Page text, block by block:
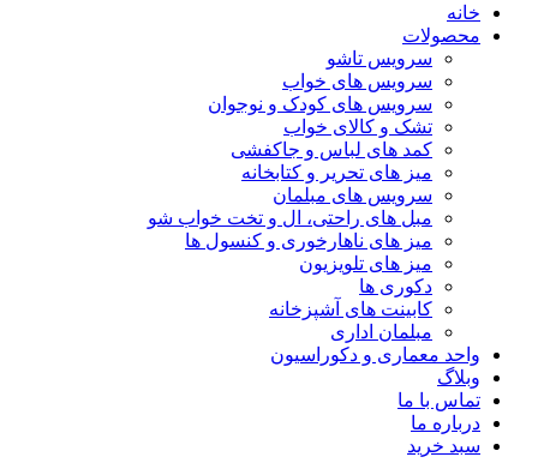
خانه
محصولات
سرویس تاشو
سرویس های خواب
سرویس های کودک و نوجوان
تشک و کالای خواب
کمد های لباس و جاکفشی
میز های تحریر و کتابخانه
سرویس های مبلمان
مبل های راحتی، ال و تخت خواب شو
میز های ناهارخوری و کنسول ها
میز های تلویزیون
دکوری ها
کابینت های آشپزخانه
مبلمان اداری
واحد معماری و دکوراسیون
وبلاگ
تماس با ما
درباره ما
سبد خرید